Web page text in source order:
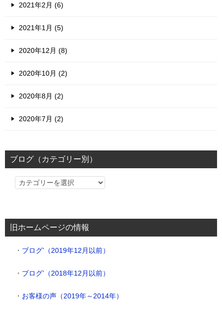
2021年2月 (6)
2021年1月 (5)
2020年12月 (8)
2020年10月 (2)
2020年8月 (2)
2020年7月 (2)
ブログ（カテゴリー別）
ブ
（カ
テ
旧ホームページの情報
・ ブログ’（2019年12月以前）
・ ブログ’（2018年12月以前）
・ お客様の声（2019年～2014年）